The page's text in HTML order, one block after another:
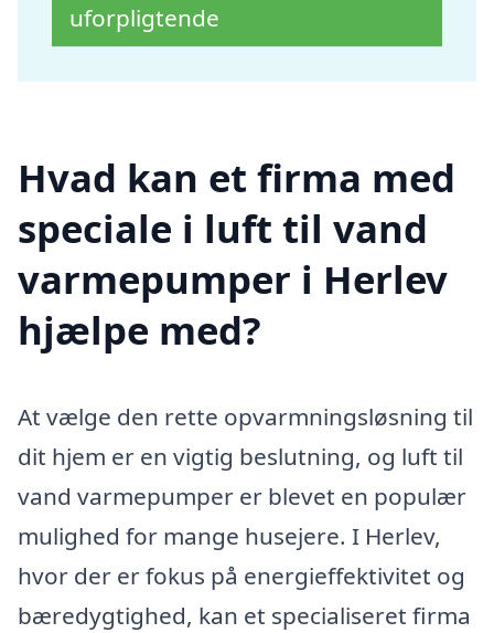
uforpligtende
Hvad kan et firma med
speciale i luft til vand
varmepumper i Herlev
hjælpe med?
At vælge den rette opvarmningsløsning til
dit hjem er en vigtig beslutning, og luft til
vand varmepumper er blevet en populær
mulighed for mange husejere. I Herlev,
hvor der er fokus på energieffektivitet og
bæredygtighed, kan et specialiseret firma